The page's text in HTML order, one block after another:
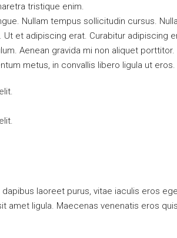
tristique enim.
Nullam tempus sollicitudin cursus.
Ut et adipiscing erat. Curabitur adipiscing
Aenean gravida mi non aliquet
metus, in convallis libero ligula ut eros.
laoreet purus, vitae iaculis eros
amet ligula. Maecenas venenatis eros